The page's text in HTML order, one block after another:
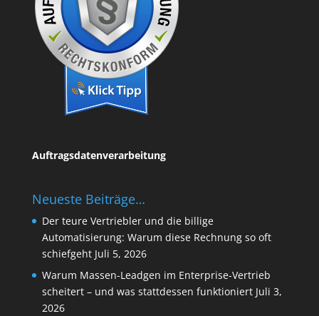
Auftragsdatenverarbeitung
Neueste Beiträge…
Der teure Vertriebler und die billige
Automatisierung: Warum diese Rechnung so oft
schiefgeht Juli 5, 2026
Warum Massen-Leadgen im Enterprise-Vertrieb
scheitert – und was stattdessen funktioniert Juli 3,
2026